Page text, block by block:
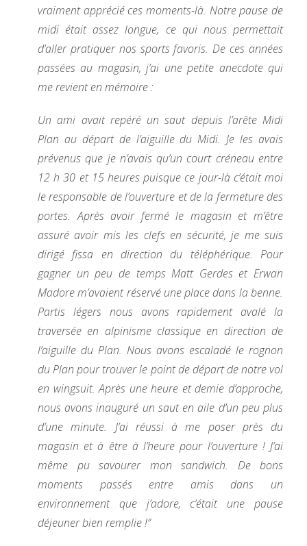
vraiment apprécié ces moments-là. Notre pause de
midi était assez longue, ce qui nous permettait
d’aller pratiquer nos sports favoris. De ces années
passées au magasin, j’ai une petite anecdote qui
me revient en mémoire :
Un ami avait repéré un saut depuis l’arête Midi
Plan au départ de l’aiguille du Midi. Je les avais
prévenus que je n’avais qu’un court créneau entre
12 h 30 et 15 heures puisque ce jour-là c’était moi
le responsable de l’ouverture et de la fermeture des
portes. Après avoir fermé le magasin et m’être
assuré avoir mis les clefs en sécurité, je me suis
dirigé fissa en direction du téléphérique. Pour
gagner un peu de temps Matt Gerdes et Erwan
Madore m’avaient réservé une place dans la benne.
Partis légers nous avons rapidement avalé la
traversée en alpinisme classique en direction de
l’aiguille du Plan. Nous avons escaladé le rognon
du Plan pour trouver le point de départ de notre vol
en wingsuit. Après une heure et demie d’approche,
nous avons inauguré un saut en aile d’un peu plus
d’une minute. J’ai réussi à me poser près du
magasin et à être à l’heure pour l’ouverture ! J’ai
même pu savourer mon sandwich. De bons
moments passés entre amis dans un
environnement que j’adore, c’était une pause
déjeuner bien remplie !”